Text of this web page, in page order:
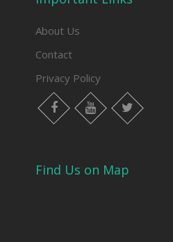
About Us
Contact
Privacy Policy
facebook youtube twitter
Find Us on Map